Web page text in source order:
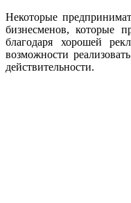
Некоторые
бизнесменов, которые
благодаря хорошей
возможности
действительности.